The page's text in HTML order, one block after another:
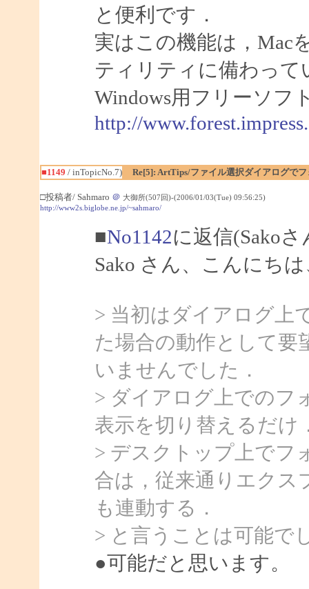
と便利です．
実はこの機能は，Mac
ティリティに備わって
Windows用フリーソフ
http://
■1149 / inTopicNo.7) Re[5]: ArtTips/ファイル選択ダイアログで
□投稿者/ Sahmaro ＠ 大御所(507回)-(2006/01/03(Tue) 09:56:25)
http://www2s.biglobe.ne.jp/~sahmaro/
■No1142に返信(Sako
Sako さん、こんにちは
> 当初はダイアログ上
た場合の動作として要
いませんでした．
> ダイアログ上でのフ
表示を切り替えるだけ
> デスクトップ上でフ
合は，従来通りエクス
も連動する．
> と言うことは可能で
●可能だと思います。